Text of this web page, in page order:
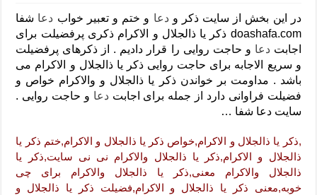
لا حول ولا قوة الا بالله برای چشم زخم – دعای چشم زخم ماشاالله
دعای قوی رفع ترس – دعای مجرب برای آرامش قلب و رفع اضطراب
دعا برای پولدار شدن در یک روز – دعای ثروت حضرت سلیمان
در این بخش از سایت ذکر ودعا و ختم و تعبیر خواب دعا شفا
doashafa.com ذکر یا ذالجلال و الاکرام ذکری پرفضیلت برای
اجابتدعا و حاجت روایی را قرار دادیم . از ذکرهای پرفضیلت
و سریع الاجابه برای حاجت روایی ذکر یا ذالجلال و الاکرام می
باشد . مداومت بر خواندن ذکر یا ذالجلال و والاکرام خواص و
فضیلت فراوانی دارد از جمله برای اجابتدعا و حاجت روایی .
سایت دعا شفا …
,ذکر یا ذالجلال و الاکرام,خواص ذکر یا ذالجلال و الاکرام,ختم ذکر یا
ذالجلال و الاکرام,ذکر یا ذالجلال والاکرام نی نی سایت,ذکر یا
ذالجلال والاکرام معنی,ذکر یا ذالجلال والاکرام برای چی
خوبه,معنی ذکر یا ذالجلال و الاکرام,فضیلت ذکر یا ذالجلال و